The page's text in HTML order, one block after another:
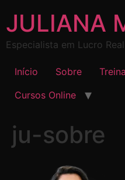
JULIANA
Especialista em Lucro Real
Início Sobre
Cursos Online
ju-sobre